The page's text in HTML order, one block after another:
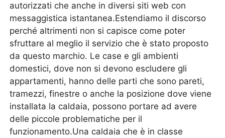
autorizzati che anche in diversi siti web con
messaggistica istantanea.Estendiamo il discorso
perché altrimenti non si capisce come poter
sfruttare al meglio il servizio che è stato proposto
da questo marchio. Le case e gli ambienti
domestici, dove non si devono escludere gli
appartamenti, hanno delle parti che sono pareti,
tramezzi, finestre o anche la posizione dove viene
installata la caldaia, possono portare ad avere
delle piccole problematiche per il
funzionamento.Una caldaia che è in classe